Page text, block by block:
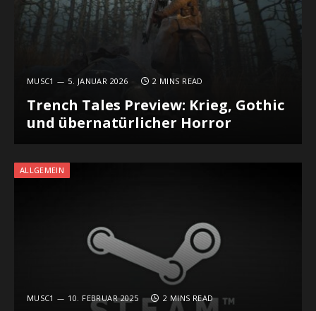
MUSC1 5. JANUAR 2026 2 MINS READ
Trench Tales Preview: Krieg, Gothic
und übernatürlicher Horror
ALLGEMEIN
MUSC1 10. FEBRUAR 2025 2 MINS READ